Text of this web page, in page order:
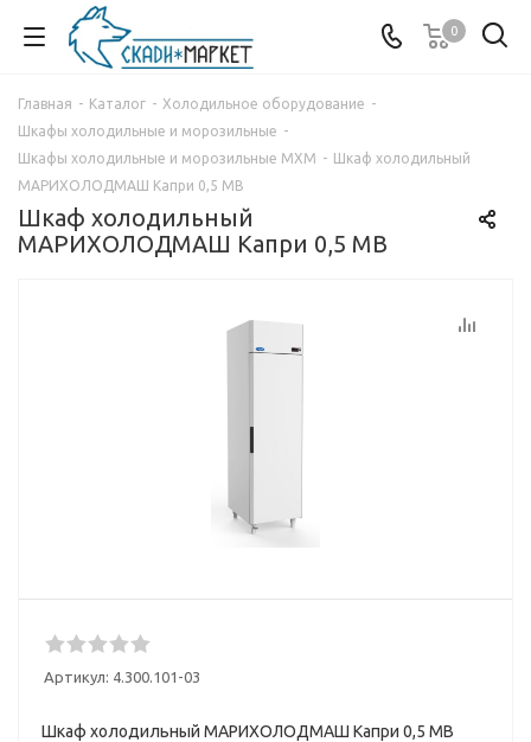
0
Главная - Каталог - Холодильное оборудование -
Шкафы холодильные и морозильные -
Шкафы холодильные и морозильные МХМ - Шкаф холодильный
МАРИХОЛОДМАШ Капри 0,5 МВ
Шкаф холодильный
МАРИХОЛОДМАШ Капри 0,5 МВ
Артикул: 4.300.101-03
Шкаф холодильный МАРИХОЛОДМАШ Капри 0,5 МВ